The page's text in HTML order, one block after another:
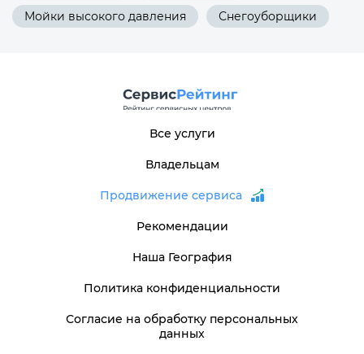
Мойки высокого давления Снегоуборщики
Все услуги
Владельцам
Продвижение сервиса
Рекомендации
Наша География
Политика конфиденциальности
Согласие на обработку персональных
данных